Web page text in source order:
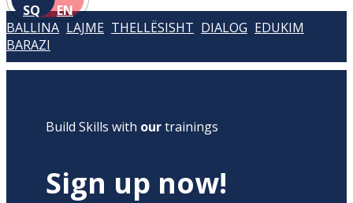
SQ EN
BALLINA LAJME THELLËSISHT DIALOG EDUKIM
BARAZI
Build Skills with ourtrainings
Sign up now!